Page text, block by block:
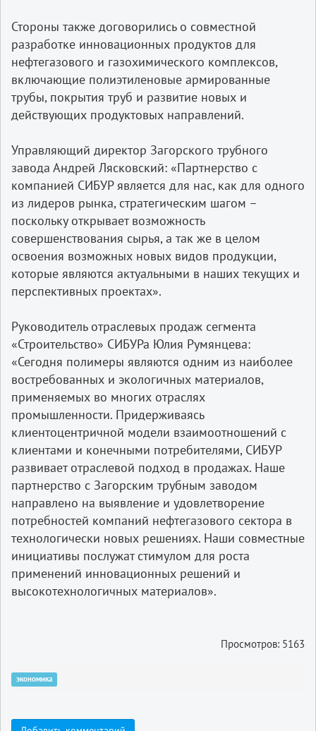
Стороны также договорились о совместной
разработке инновационных продуктов для
нефтегазового и газохимического комплексов,
включающие полиэтиленовые армированные
трубы, покрытия труб и развитие новых и
действующих продуктовых направлений.
Управляющий директор Загорского трубного
завода Андрей Лясковский: «Партнерство с
компанией СИБУР является для нас, как для одного
из лидеров рынка, стратегическим шагом –
поскольку открывает возможность
совершенствования сырья, а так же в целом
освоения возможных новых видов продукции,
которые являются актуальными в наших текущих и
перспективных проектах».
Руководитель отраслевых продаж сегмента
«Строительство» СИБУРа Юлия Румянцева:
«Сегодня полимеры являются одним из наиболее
востребованных и экологичных материалов,
применяемых во многих отраслях
промышленности. Придерживаясь
клиентоцентричной модели взаимоотношений с
клиентами и конечными потребителями, СИБУР
развивает отраслевой подход в продажах. Наше
партнерство с Загорским трубным заводом
направлено на выявление и удовлетворение
потребностей компаний нефтегазового сектора в
технологически новых решениях. Наши совместные
инициативы послужат стимулом для роста
применений инновационных решений и
высокотехнологичных материалов».​
Просмотров: 5163
экономика